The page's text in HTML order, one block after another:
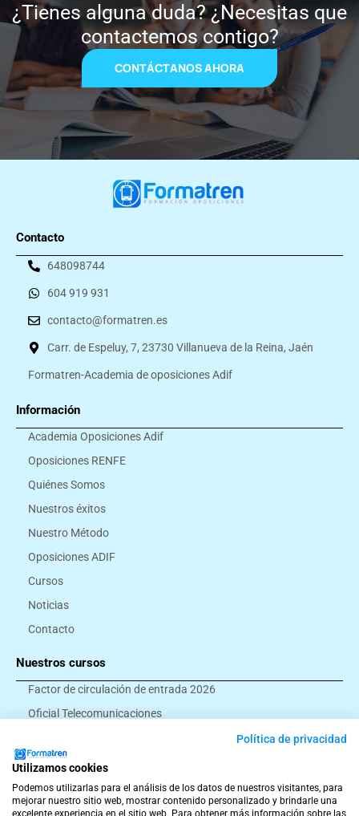
¿Tienes alguna duda? ¿Necesitas que
contactemos contigo?
CONTÁCTANOS AHORA
Contacto
648098744
604 919 931
contacto@formatren.es
Carr. de Espeluy, 7, 23730 Villanueva de la Reina, Jaén
Formatren-Academia de oposiciones Adif
Información
Academia Oposiciones Adif
Oposiciones RENFE
Quiénes Somos
Nuestros éxitos
Nuestro Método
Oposiciones ADIF
Cursos
Noticias
Contacto
Nuestros cursos
Factor de circulación de entrada 2026
Oficial Telecomunicaciones
Ayudante ferroviario
Todos los cursos
Política de privacidad
Utilizamos cookies
Podemos utilizarlas para el análisis de los datos de nuestros visitantes, para
mejorar nuestro sitio web, mostrar contenido personalizado y brindarle una
excelente experiencia en el sitio web. Para obtener más información sobre las